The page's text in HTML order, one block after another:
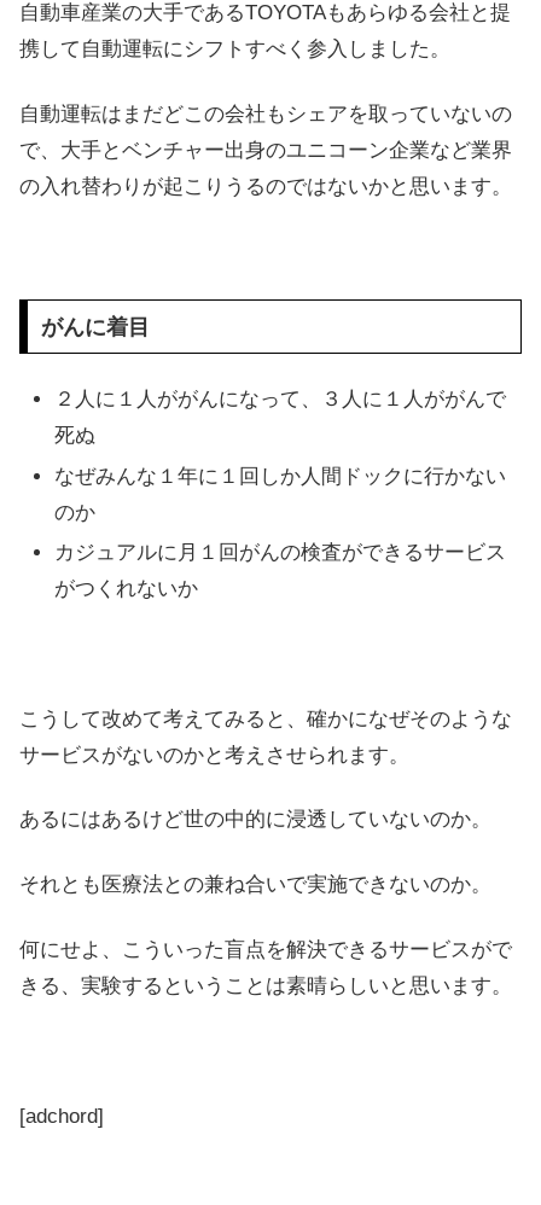
自動車産業の大手であるTOYOTAもあらゆる会社と提
携して自動運転にシフトすべく参入しました。
自動運転はまだどこの会社もシェアを取っていないの
で、大手とベンチャー出身のユニコーン企業など業界
の入れ替わりが起こりうるのではないかと思います。
がんに着目
２人に１人ががんになって、３人に１人ががんで
死ぬ
なぜみんな１年に１回しか人間ドックに行かない
のか
カジュアルに月１回がんの検査ができるサービス
がつくれないか
こうして改めて考えてみると、確かになぜそのような
サービスがないのかと考えさせられます。
あるにはあるけど世の中的に浸透していないのか。
それとも医療法との兼ね合いで実施できないのか。
何にせよ、こういった盲点を解決できるサービスがで
きる、実験するということは素晴らしいと思います。
[adchord]